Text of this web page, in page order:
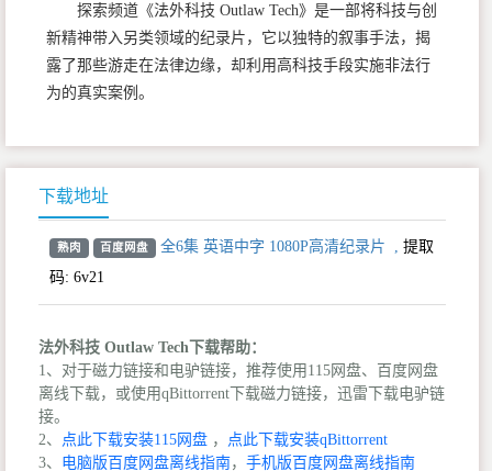
探索频道《法外科技 Outlaw Tech》是一部将科技与创
新精神带入另类领域的纪录片，它以独特的叙事手法，揭
露了那些游走在法律边缘，却利用高科技手段实施非法行
为的真实案例。
下载地址
熟肉 百度网盘 全6集 英语中字 1080P高清纪录片
提取
码: 6v21
法外科技 Outlaw Tech下载帮助：
1、对于磁力链接和电驴链接，推荐使用115网盘、百度网盘
离线下载，或使用qBittorrent下载磁力链接，迅雷下载电驴链
接。
2、
点此下载安装115网盘 ，
点此下载安装qBittorrent
3、
电脑版百度网盘离线指南， 手机版百度网盘离线指南